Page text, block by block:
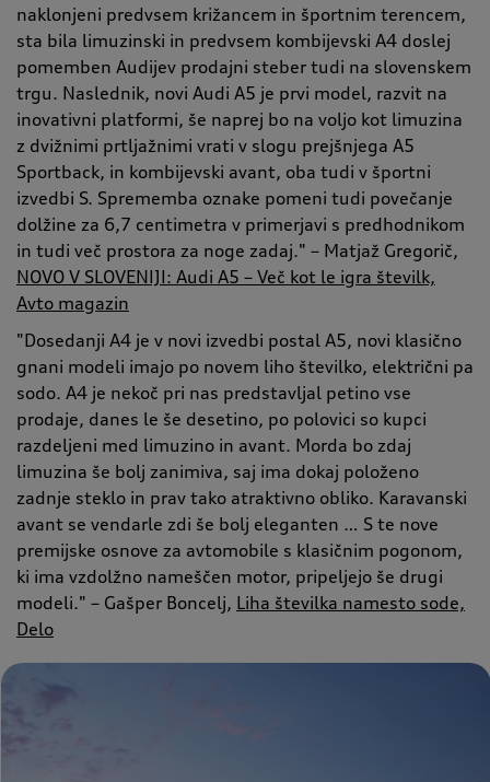
naklonjeni predvsem križancem in športnim terencem,
sta bila limuzinski in predvsem kombijevski A4 doslej
pomemben Audijev prodajni steber tudi na slovenskem
trgu. Naslednik, novi Audi A5 je prvi model, razvit na
inovativni platformi, še naprej bo na voljo kot limuzina
z dvižnimi prtljažnimi vrati v slogu prejšnjega A5
Sportback, in kombijevski avant, oba tudi v športni
izvedbi S. Sprememba oznake pomeni tudi povečanje
dolžine za 6,7 centimetra v primerjavi s predhodnikom
in tudi več prostora za noge zadaj." – Matjaž Gregorič,
NOVO V SLOVENIJI: Audi A5 – Več kot le igra številk,
Avto magazin
"Dosedanji A4 je v novi izvedbi postal A5, novi klasično
gnani modeli imajo po novem liho številko, električni pa
sodo. A4 je nekoč pri nas predstavljal petino vse
prodaje, danes le še desetino, po polovici so kupci
razdeljeni med limuzino in avant. Morda bo zdaj
limuzina še bolj zanimiva, saj ima dokaj položeno
zadnje steklo in prav tako atraktivno obliko. Karavanski
avant se vendarle zdi še bolj eleganten … S te nove
premijske osnove za avtomobile s klasičnim pogonom,
ki ima vzdolžno nameščen motor, pripeljejo še drugi
modeli." – Gašper Boncelj, Liha številka namesto sode,
Delo